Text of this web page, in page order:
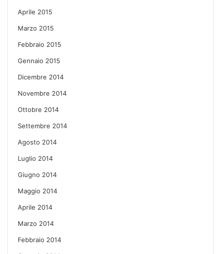
Aprile 2015
Marzo 2015
Febbraio 2015
Gennaio 2015
Dicembre 2014
Novembre 2014
Ottobre 2014
Settembre 2014
Agosto 2014
Luglio 2014
Giugno 2014
Maggio 2014
Aprile 2014
Marzo 2014
Febbraio 2014